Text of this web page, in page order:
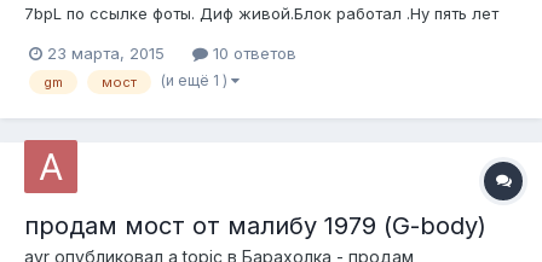
7bpL по ссылке фоты. Диф живой.Блок работал .Ну пять лет
Подшипники я б поменял ( на любителя) Вынут из моста при
добыче ГП для камары- теперь жгу на 3.73. Можно всунуть на
23 марта, 2015 10 ответов
gm мост (и ещё 1 )
продам мост от малибу 1979 (G-body)
avr опубликовал a topic в Барахолка - продам